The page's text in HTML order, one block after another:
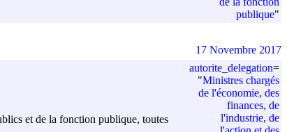
publique"
et de la fonction publique, toutes
autorite_delegation=
"Ministres chargés
de l'économie, des
finances, de
l'industrie, de
17 Novembre 2017